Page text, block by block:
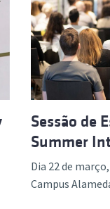
Sessão de
Summer
Dia 22 de
Campus